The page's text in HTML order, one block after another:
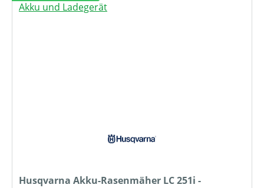
Husqvarna Akku-Rasenmäher LC 251i -